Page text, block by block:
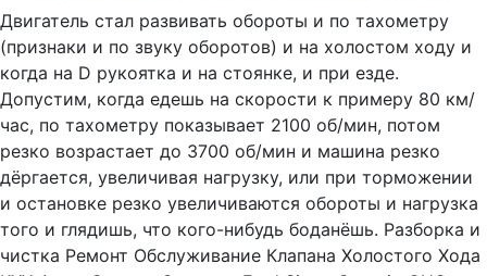
Двигатель стал развивать обороты и по тахометру
(признаки и по звуку оборотов) и на холостом ходу и
когда на D рукоятка и на стоянке, и при езде.
Допустим, когда едешь на скорости к примеру 80 км/
час, по тахометру показывает 2100 об/мин, потом
резко возрастает до 3700 об/мин и машина резко
дёргается, увеличивая нагрузку, или при торможении
и остановке резко увеличиваются обороты и нагрузка
того и глядишь, что кого-нибудь боданёшь. Разборка и
чистка Ремонт Обслуживание Клапана Холостого Хода